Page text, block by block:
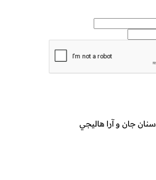
سنان جان و آرا هاليجي